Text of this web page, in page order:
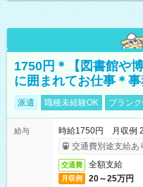
1750円＊【図書館や
に囲まれてお仕事＊
派遣 職種未経験OK ブラン
給与
時給1750円 月収例
交通費別途支給あ
交通費 全額支給
月収例 20～25万円